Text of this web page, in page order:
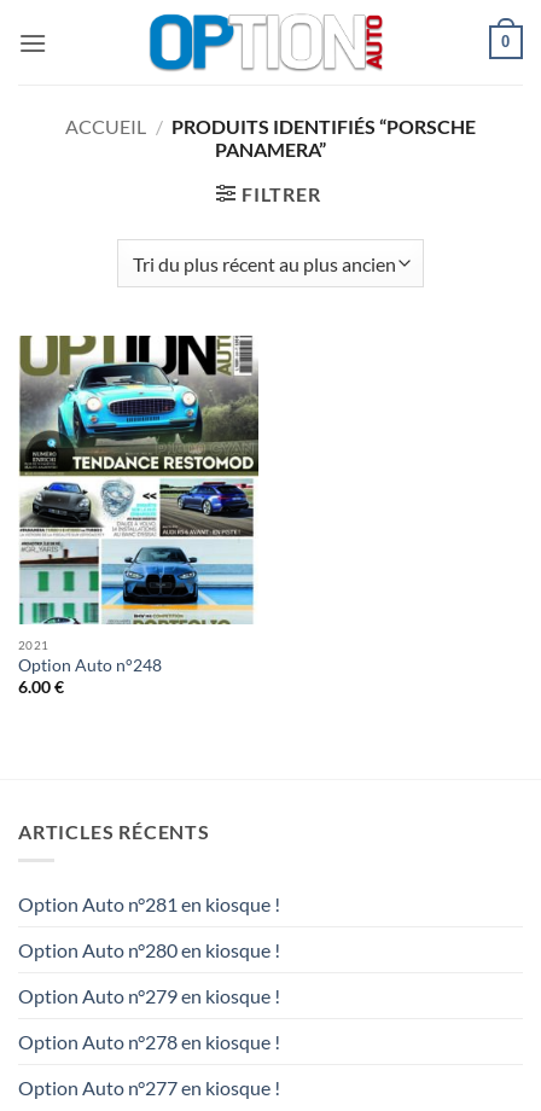
0
ACCUEIL / PRODUITS IDENTIFIÉS “PORSCHE
PANAMERA”
FILTRER
2021
Option Auto n°248
6.00€
ARTICLES RÉCENTS
Option Auto n°281 en kiosque !
Option Auto n°280 en kiosque !
Option Auto n°279 en kiosque !
Option Auto n°278 en kiosque !
Option Auto n°277 en kiosque !